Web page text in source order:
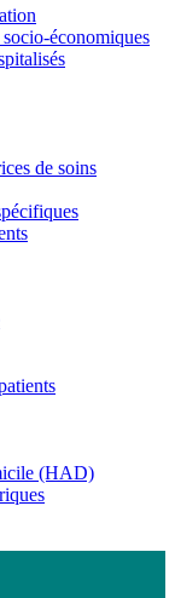
économiques
de soins
(HAD)